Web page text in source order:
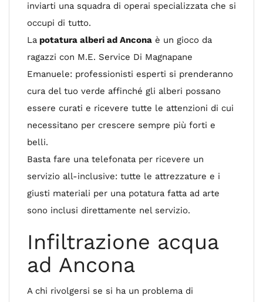
inviarti una squadra di operai specializzata che si
occupi di tutto.
La potatura alberi ad Ancona è un gioco da
ragazzi con M.E. Service Di Magnapane
Emanuele: professionisti esperti si prenderanno
cura del tuo verde affinché gli alberi possano
essere curati e ricevere tutte le attenzioni di cui
necessitano per crescere sempre più forti e
belli.
Basta fare una telefonata per ricevere un
servizio all-inclusive: tutte le attrezzature e i
giusti materiali per una potatura fatta ad arte
sono inclusi direttamente nel servizio.
Infiltrazione acqua
ad Ancona
A chi rivolgersi se si ha un problema di